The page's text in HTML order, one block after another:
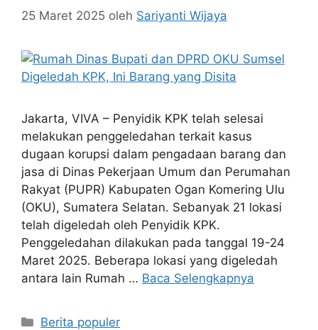
25 Maret 2025 oleh Sariyanti Wijaya
Jakarta, VIVA – Penyidik KPK telah selesai
melakukan penggeledahan terkait kasus
dugaan korupsi dalam pengadaan barang dan
jasa di Dinas Pekerjaan Umum dan Perumahan
Rakyat (PUPR) Kabupaten Ogan Komering Ulu
(OKU), Sumatera Selatan. Sebanyak 21 lokasi
telah digeledah oleh Penyidik KPK.
Penggeledahan dilakukan pada tanggal 19-24
Maret 2025. Beberapa lokasi yang digeledah
antara lain Rumah … Baca Selengkapnya
Kategori
Berita populer